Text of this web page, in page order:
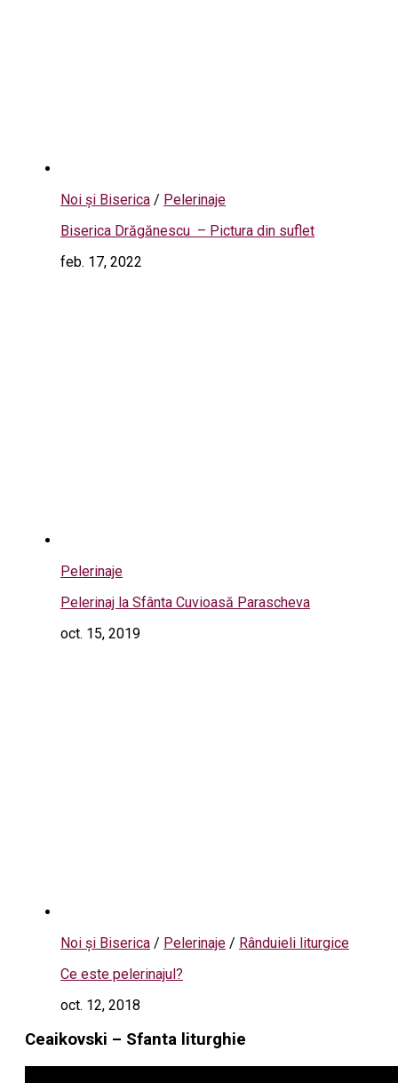
Noi și Biserica / Pelerinaje
Biserica Drăgănescu – Pictura din suflet
feb. 17, 2022
Pelerinaje
Pelerinaj la Sfânta Cuvioasă Parascheva
oct. 15, 2019
Noi și Biserica / Pelerinaje / Rânduieli liturgice
Ce este pelerinajul?
oct. 12, 2018
Ceaikovski – Sfanta liturghie